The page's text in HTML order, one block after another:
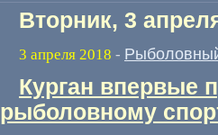
Вторник, 3
3 апреля 2018 -
Курган впервые
рыболовному